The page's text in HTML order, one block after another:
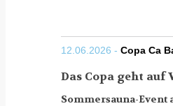
12.06.2026 - Copa Ca
Das Copa geht auf
Sommersauna-Event